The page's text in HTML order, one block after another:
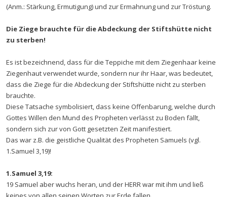
(Anm.: Stärkung, Ermutigung) und zur Ermahnung und zur Tröstung.
Die Ziege brauchte für die Abdeckung der Stiftshütte nicht
zu sterben!
Es ist bezeichnend, dass für die Teppiche mit dem Ziegenhaar keine
Ziegenhaut verwendet wurde, sondern nur ihr Haar, was bedeutet,
dass die Ziege für die Abdeckung der Stiftshütte nicht zu sterben
brauchte.
Diese Tatsache symbolisiert, dass keine Offenbarung, welche durch
Gottes Willen den Mund des Propheten verlässt zu Boden fällt,
sondern sich zur von Gott gesetzten Zeit manifestiert.
Das war z.B. die geistliche Qualität des Propheten Samuels (vgl.
1.Samuel 3,19)!
1.Samuel 3,19:
19 Samuel aber wuchs heran, und der HERR war mit ihm und ließ